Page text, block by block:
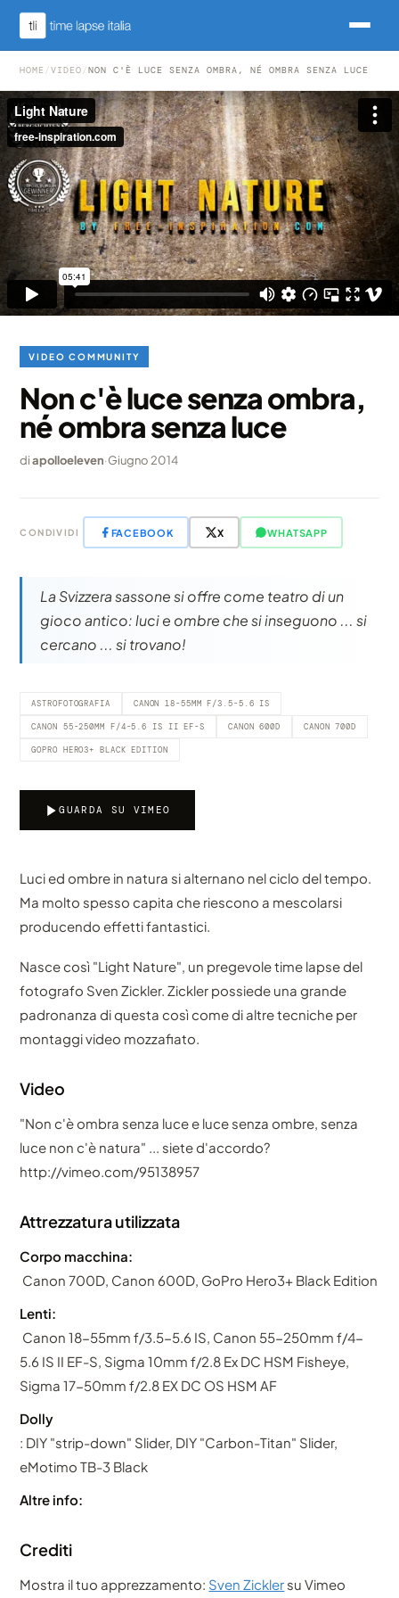
HOME /VIDEO /NON C'È LUCE SENZA OMBRA, NÉ OMBRA SENZA LUCE
VIDEO COMMUNITY
Non c'è luce senza ombra,
né ombra senza luce
diapolloeleven·Giugno 2014
CONDIVIDI FACEBOOK X WHATSAPP
La Svizzera sassone si offre come teatro di un
gioco antico: luci e ombre che si inseguono ... si
cercano ... si trovano!
ASTROFOTOGRAFIA CANON 18-55MM F/3.5-5.6 IS
CANON 55-250MM F/4-5.6 IS II EF-S CANON 600D CANON 700D
GOPRO HERO3+ BLACK EDITION
GUARDA SU VIMEO
Luci ed ombre in natura si alternano nel ciclo del tempo.
Ma molto spesso capita che riescono a mescolarsi
producendo effetti fantastici.
Nasce così "Light Nature", un pregevole time lapse del
fotografo Sven Zickler. Zickler possiede una grande
padronanza di questa così come di altre tecniche per
montaggi video mozzafiato.
Video
"Non c'è ombra senza luce e luce senza ombre, senza
luce non c'è natura" ... siete d'accordo?
http://vimeo.com/95138957
Attrezzatura utilizzata
Corpo macchina:
Canon 700D, Canon 600D, GoPro Hero3+ Black Edition
Lenti:
Canon 18-55mm f/3.5-5.6 IS, Canon 55-250mm f/4-
5.6 IS II EF-S, Sigma 10mm f/2.8 Ex DC HSM Fisheye,
Sigma 17-50mm f/2.8 EX DC OS HSM AF
Dolly
: DIY "strip-down" Slider, DIY "Carbon-Titan" Slider,
eMotimo TB-3 Black
Altre info:
Crediti
Mostra il tuo apprezzamento: Sven Zickler su Vimeo